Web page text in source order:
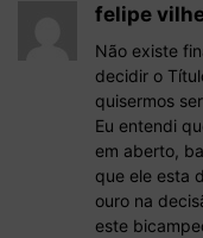
felipe
Não existe
decidir o
quisermos
Eu entendi
em aberto,
que ele esta
ouro na
este